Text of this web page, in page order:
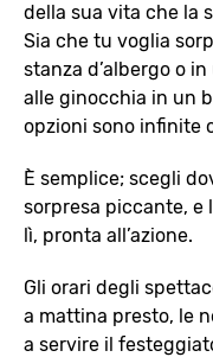
della sua vita che la
Sia che tu voglia
stanza d’albergo o
alle ginocchia in un
opzioni sono infinite
È semplice; scegli
sorpresa piccante, e
lì, pronta all’azione.
Gli orari degli
a mattina presto, le
a servire il